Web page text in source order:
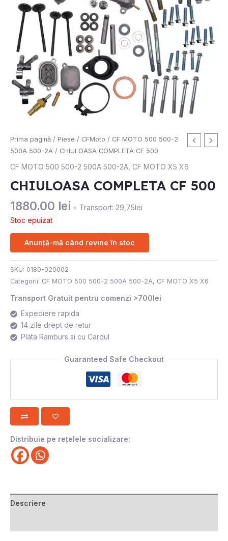
Prima pagină / Piese / CFMoto / CF MOTO 500 500-2
500A 500-2A / CHIULOASA COMPLETA CF 500
CF MOTO 500 500-2 500A 500-2A CF MOTO X5 X6
CHIULOASA COMPLETA CF 500
1880.00 lei + Transport: 29,75lei
Stoc epuizat
Anunță-mă când revine în stoc
SKU: 0180-020002
Categorii: CF MOTO 500 500-2 500A 500-2A, CF MOTO X5 X6
Transport Gratuit pentru comenzi >700lei
Expediere rapida
14 zile drept de retur
Plata Ramburs si cu Cardul
Guaranteed Safe Checkout
Distribuie pe rețelele socializare:
Descriere